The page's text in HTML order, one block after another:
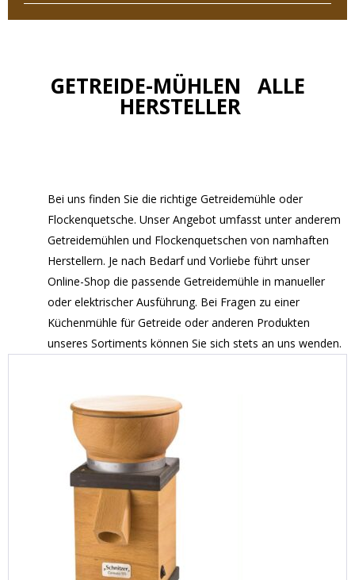
GETREIDE-MÜHLEN ALLE
HERSTELLER
Bei uns finden Sie die richtige Getreidemühle oder
Flockenquetsche. Unser Angebot umfasst unter anderem
Getreidemühlen und Flockenquetschen von namhaften
Herstellern. Je nach Bedarf und Vorliebe führt unser
Online-Shop die passende Getreidemühle in manueller
oder elektrischer Ausführung. Bei Fragen zu einer
Küchenmühle für Getreide oder anderen Produkten
unseres Sortiments können Sie sich stets an uns wenden.